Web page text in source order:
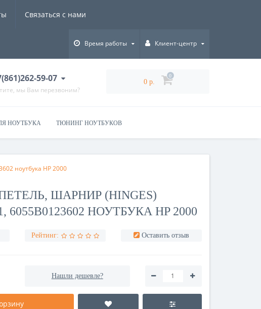
Связаться с нами
Время работы Клиент-центр
59-07
мы Вам перезвоним?
0 р.
0
НОУТБУКА ТЮНИНГ НОУТБУКОВ
ноутбука HP 2000
ШАРНИР (HINGES)
6055B0123602 НОУТБУКА HP 2000
Рейтинг: Оставить отзыв
Нашли дешевле?